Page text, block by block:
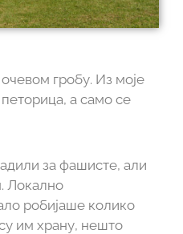
гробу. Из моје
а само се
за фашисте, али
Локално
робијаше колико
им храну, нешто